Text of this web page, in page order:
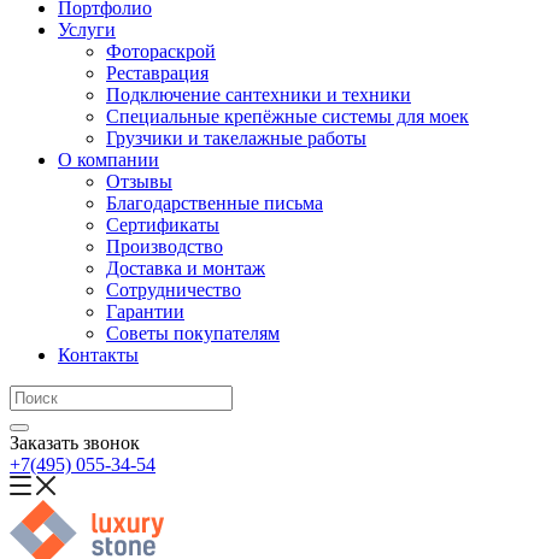
Портфолио
Услуги
Фотораскрой
Реставрация
Подключение сантехники и техники
Специальные крепёжные системы для моек
Грузчики и такелажные работы
О компании
Отзывы
Благодарственные письма
Сертификаты
Производство
Доставка и монтаж
Сотрудничество
Гарантии
Советы покупателям
Контакты
Заказать звонок
+7(495) 055-34-54